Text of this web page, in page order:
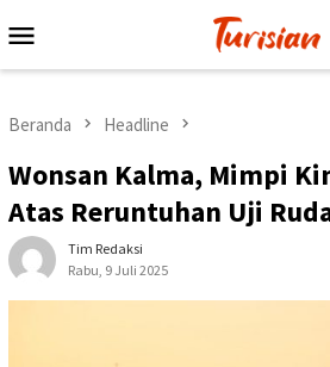
ke
Mobile
Beranda Headline
Wonsan Kalma, Mimpi
Atas Reruntuhan Uji
Tim Redaksi
Rabu, 9 Juli 2025